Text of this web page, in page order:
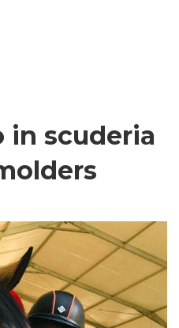
in scuderia